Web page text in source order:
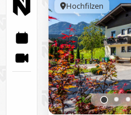
Hochfilzen